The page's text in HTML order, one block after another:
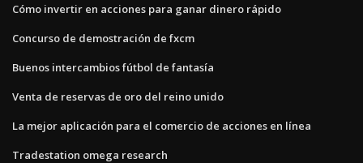
Cómo invertir en acciones para ganar dinero rápido
Concurso de demostración de fxcm
Buenos intercambios fútbol de fantasía
Venta de reservas de oro del reino unido
La mejor aplicación para el comercio de acciones en línea
Tradestation omega research